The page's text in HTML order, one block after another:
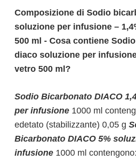
Composizione di Sodio
soluzione per infusione –
500 ml - Cosa contiene
diaco soluzione per
vetro 500 ml?
Sodio Bicarbonato DIACO
per infusione 1000 ml
edetato (stabilizzante) 0,05 g
Bicarbonato DIACO 5%
infusione 1000 ml